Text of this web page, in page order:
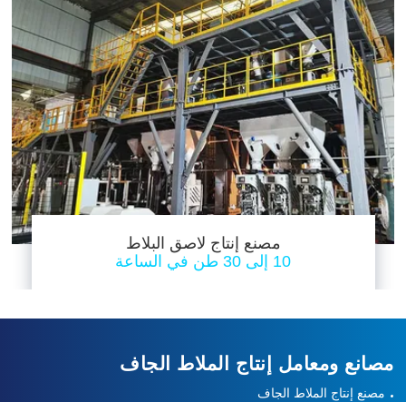
مصنع إنتاج لاصق البلاط
10 إلى 30 طن في الساعة
مصانع ومعامل إنتاج الملاط الجاف
مصنع إنتاج الملاط الجاف